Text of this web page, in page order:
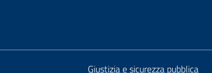
Giustizia e sicurezza pubblica